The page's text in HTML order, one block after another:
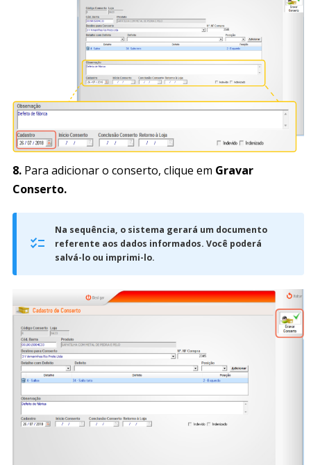
8. Para adicionar o conserto, clique em Gravar
Conserto.
Na sequência, o sistema gerará um documento
referente aos dados informados. Você poderá
salvá-lo ou imprimi-lo.